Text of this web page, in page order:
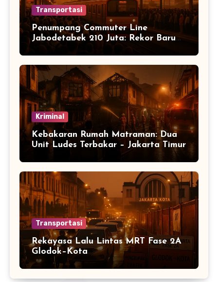
Transportasi
Penumpang Commuter Line
Jabodetabek 210 Juta: Rekor Baru
Warga Jabodetabek
Kriminal
Kebakaran Rumah Matraman: Dua
Unit Ludes Terbakar – Jakarta Timur
Transportasi
Rekayasa Lalu Lintas MRT Fase 2A
Glodok–Kota